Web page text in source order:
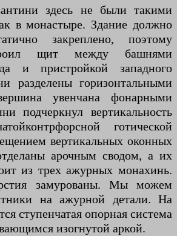
здесь не были такими
в монастыре. Здание должно
закреплено, поэтому
щит между башнями
и пристройкой западного
разделены горизонтальными
увенчана фонарными
подчеркнул вертикальность
​​контрфорсной готической
вертикальных оконных
арочным сводом, а их
из трех ажурных монахинь.
замурованы. Мы можем
на ажурной детали. На
ступенчатая опорная система
изогнутой аркой.